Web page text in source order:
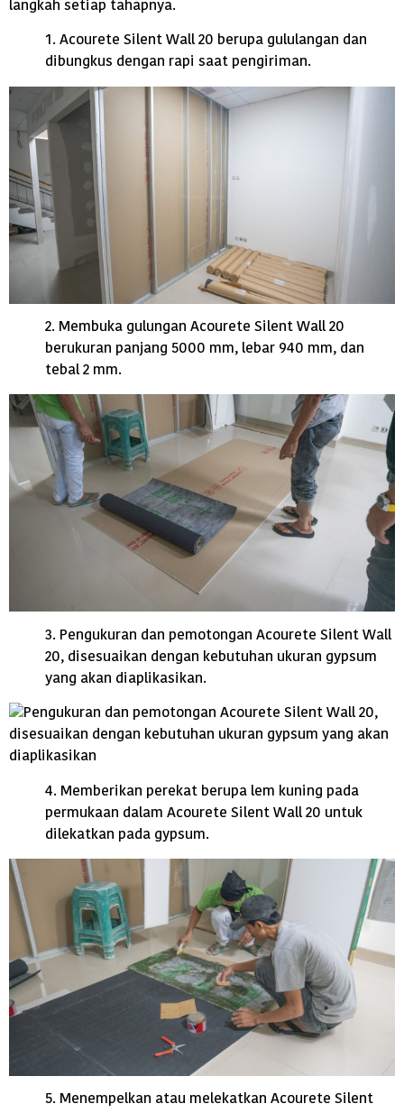
langkah setiap tahapnya.
1. Acourete Silent Wall 20 berupa gululangan dan
dibungkus dengan rapi saat pengiriman.
2. Membuka gulungan Acourete Silent Wall 20
berukuran panjang 5000 mm, lebar 940 mm, dan
tebal 2 mm.
3. Pengukuran dan pemotongan Acourete Silent Wall
20, disesuaikan dengan kebutuhan ukuran gypsum
yang akan diaplikasikan.
4. Memberikan perekat berupa lem kuning pada
permukaan dalam Acourete Silent Wall 20 untuk
dilekatkan pada gypsum.
5. Menempelkan atau melekatkan Acourete Silent